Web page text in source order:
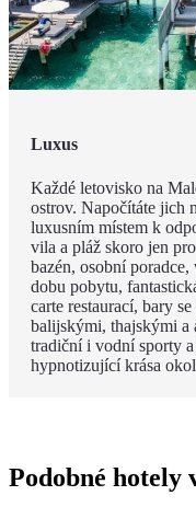
Luxus
Každé letovisko na
ostrov. Napočítáte jich
luxusním místem k
vila a pláž skoro jen
bazén, osobní
dobu pobytu,
carte restaurací, bary
balijskými, thajskými a
tradiční i vodní sporty
hypnotizující krása
Podobné hotely